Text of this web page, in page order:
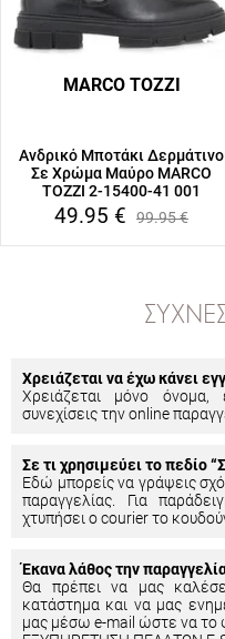
MARCO TOZZI
Ανδρικό Μποτάκι Δερμάτινο
Σε Χρώμα Μαύρο MARCO
TOZZI 2-15400-41 001
49.95 € 99.95€
Χρειάζεται να έχω κάνει
Χρειάζεται μόνο
συνεχίσεις την online
Σε τι χρησιμεύει το πεδίο
Εδώ μπορείς να γράψεις
παραγγελίας. Για
χτυπήσει ο courier το
Έκανα λάθος την
Θα πρέπει να μας
κατάστημα και να μας
μας μέσω e-mail ώστε να το